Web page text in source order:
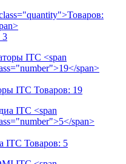
3
ITC Товаров: 19
ITC Товаров: 5